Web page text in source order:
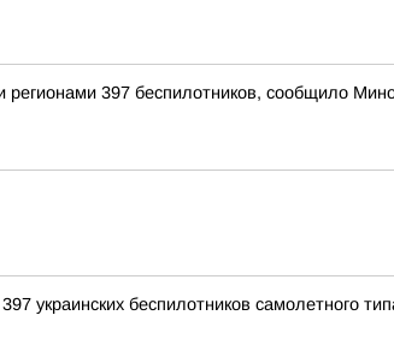
397 беспилотников, сообщило
украинских беспилотников самолетного